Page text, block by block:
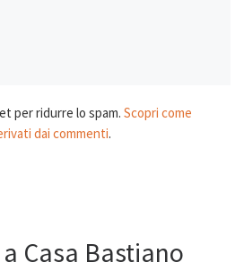
per ridurre lo spam. Scopri come
dai commenti.
Casa Bastiano